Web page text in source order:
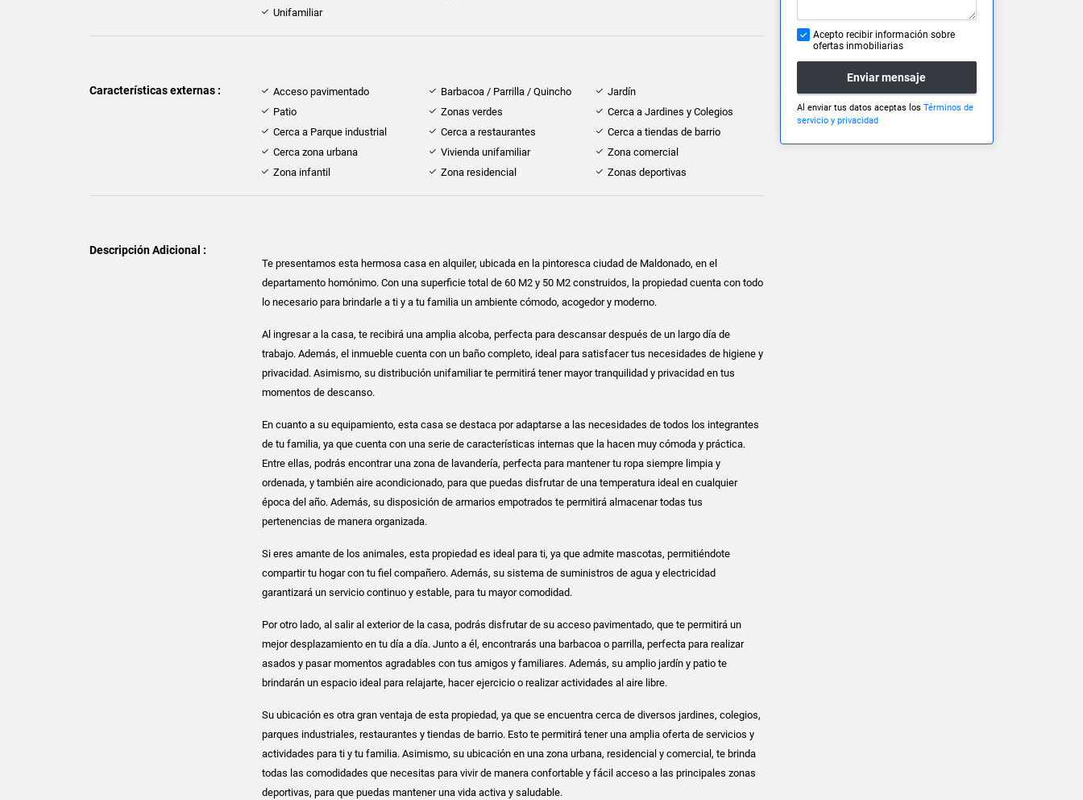
Unifamiliar
Características externas : Acceso pavimentado Barbacoa / Parrilla / Quincho
Jardín
Patio
Zonas verdes
Cerca a Jardines y Colegios
Cerca a Parque industrial
Cerca a restaurantes
Cerca a tiendas de barrio
Cerca zona urbana
Vivienda unifamiliar
Zona comercial
Zona infantil
Zona residencial Zonas deportivas
Descripción Adicional :
Te presentamos esta hermosa casa en alquiler, ubicada en la pintoresca ciudad de Maldonado, en el
departamento homónimo. Con una superficie total de 60 M2 y 50 M2 construidos, la propiedad cuenta con todo
lo necesario para brindarle a ti y a tu familia un ambiente cómodo, acogedor y moderno.
Al ingresar a la casa, te recibirá una amplia alcoba, perfecta para descansar después de un largo día de
trabajo. Además, el inmueble cuenta con un baño completo, ideal para satisfacer tus necesidades de higiene y
privacidad. Asimismo, su distribución unifamiliar te permitirá tener mayor tranquilidad y privacidad en tus
momentos de descanso.
En cuanto a su equipamiento, esta casa se destaca por adaptarse a las necesidades de todos los integrantes
de tu familia, ya que cuenta con una serie de características internas que la hacen muy cómoda y práctica.
Entre ellas, podrás encontrar una zona de lavandería, perfecta para mantener tu ropa siempre limpia y
ordenada, y también aire acondicionado, para que puedas disfrutar de una temperatura ideal en cualquier
época del año. Además, su disposición de armarios empotrados te permitirá almacenar todas tus
pertenencias de manera organizada.
Si eres amante de los animales, esta propiedad es ideal para ti, ya que admite mascotas, permitiéndote
compartir tu hogar con tu fiel compañero. Además, su sistema de suministros de agua y electricidad
garantizará un servicio continuo y estable, para tu mayor comodidad.
Por otro lado, al salir al exterior de la casa, podrás disfrutar de su acceso pavimentado, que te permitirá un
mejor desplazamiento en tu día a día. Junto a él, encontrarás una barbacoa o parrilla, perfecta para realizar
asados y pasar momentos agradables con tus amigos y familiares. Además, su amplio jardín y patio te
brindarán un espacio ideal para relajarte, hacer ejercicio o realizar actividades al aire libre.
Su ubicación es otra gran ventaja de esta propiedad, ya que se encuentra cerca de diversos jardines, colegios,
parques industriales, restaurantes y tiendas de barrio. Esto te permitirá tener una amplia oferta de servicios y
actividades para ti y tu familia. Asimismo, su ubicación en una zona urbana, residencial y comercial, te brinda
todas las comodidades que necesitas para vivir de manera confortable y fácil acceso a las principales zonas
deportivas, para que puedas mantener una vida activa y saludable.
Acepto recibir información sobre
ofertas inmobiliarias
Enviar mensaje
Al enviar tus datos aceptas los Términos de
servicio y privacidad